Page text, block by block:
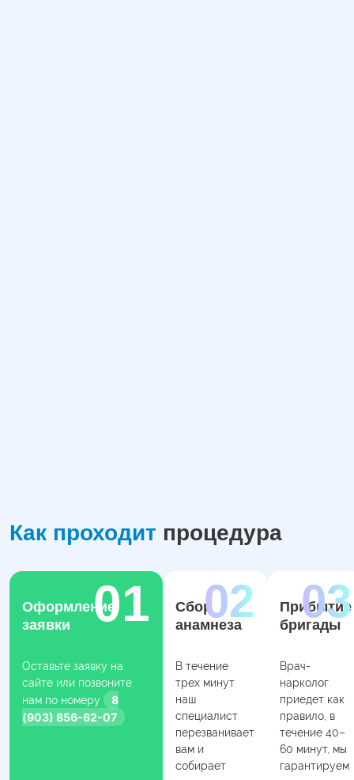
Как проходит процедура
Оформление
заявки
Оставьте заявку на
сайте или позвоните
нам по номеру
8
(903) 856-62-07
Сбор
анамнеза
В течение
трех минут
наш
специалист
перезванивает
вам и
собирает
Прибытие
бригады
Врач-
нарколог
приедет как
правило, в
течение 40–
60 минут, мы
гарантируем